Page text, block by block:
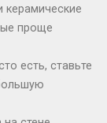
керамические
проще
есть, ставьте